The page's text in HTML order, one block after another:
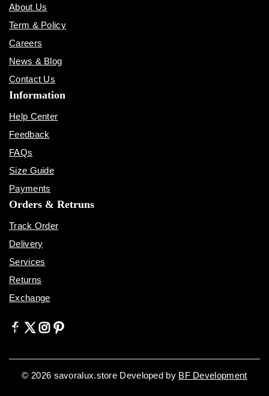
About Us
Term & Policy
Careers
News & Blog
Contact Us
Information
Help Center
Feedback
FAQs
Size Guide
Payments
Orders & Retruns
Track Order
Delivery
Services
Returns
Exchange
© 2026 savoralux.store Developed by BF Development